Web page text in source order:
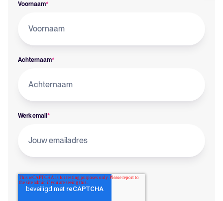
Voornaam*
Achternaam*
Werk email *